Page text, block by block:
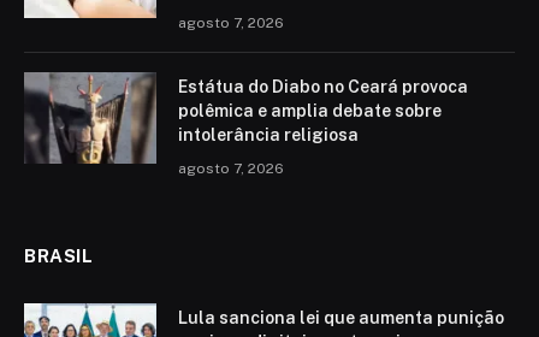
agosto 7, 2026
Estátua do Diabo no Ceará provoca
polêmica e amplia debate sobre
intolerância religiosa
agosto 7, 2026
BRASIL
Lula sanciona lei que aumenta punição